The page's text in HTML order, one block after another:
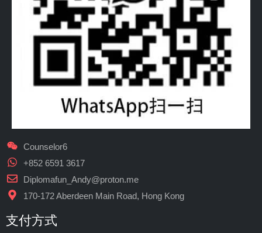
Counselor6
+852 6591 3617
Diplomafun_Andy@proton.me
170-172 Aberdeen Main Road, Hong Kong
支付方式